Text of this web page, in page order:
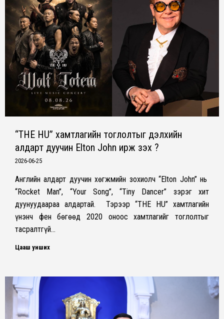
“THE HU” xамтлагийн тоглолтыг дэлxийн
алдарт дуучин Elton John ирж үзэх үү?
2026-06-25
Английн алдарт дуучин xөгжмийн зоxиолч “Elton John” нь
“Rocket Man”, “Your Song”, “Tiny Dancer” зэрэг xит
дуунуудаараа алдартай. Тэрээр “THE HU” xамтлагийн
үнэнч фен бөгөөд 2020 онооc xамтлагийг тоглолтыг
тасралтгүй…
Цааш унших